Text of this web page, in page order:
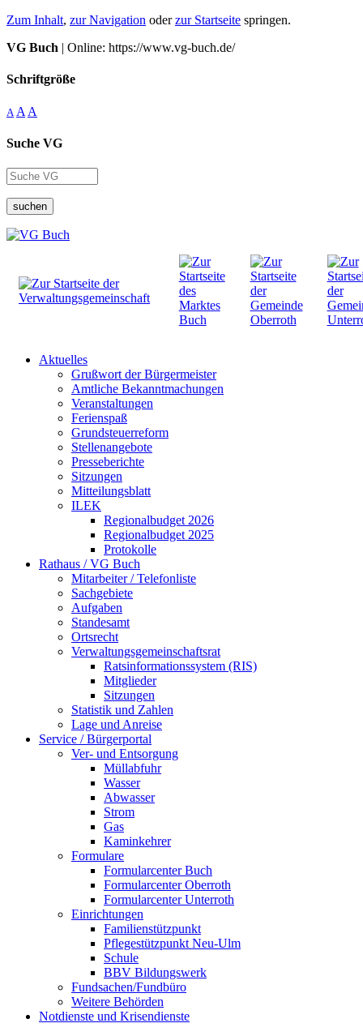
Zum Inhalt, zur Navigation oderzur Startseite springen.
VG Buch | Online: https://www.vg-buch.de/
Schriftgröße
A A A
Suche VG
suchen
Aktuelles
Grußwort der Bürgermeister
Amtliche Bekanntmachungen
Veranstaltungen
Ferienspaß
Grundsteuerreform
Stellenangebote
Presseberichte
Sitzungen
Mitteilungsblatt
ILEK
Regionalbudget 2026
Regionalbudget 2025
Protokolle
Rathaus / VG Buch
Mitarbeiter / Telefonliste
Sachgebiete
Aufgaben
Standesamt
Ortsrecht
Verwaltungsgemeinschaftsrat
Ratsinformationssystem (RIS)
Mitglieder
Sitzungen
Statistik und Zahlen
Lage und Anreise
Service / Bürgerportal
Ver- und Entsorgung
Müllabfuhr
Wasser
Abwasser
Strom
Gas
Kaminkehrer
Formulare
Formularcenter Buch
Formularcenter Oberroth
Formularcenter Unterroth
Einrichtungen
Familienstützpunkt
Pflegestützpunkt Neu-Ulm
Schule
BBV Bildungswerk
Fundsachen/Fundbüro
Weitere Behörden
Notdienste und Krisendienste